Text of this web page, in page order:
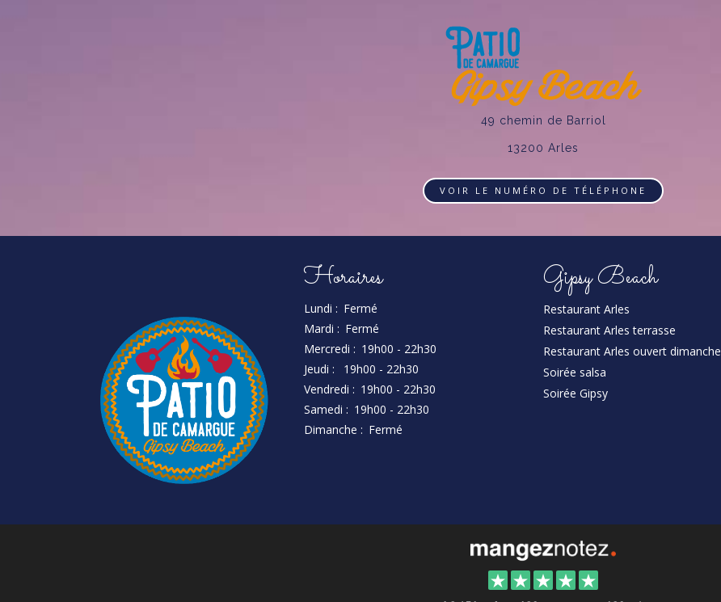
49 chemin de Barriol
13200 Arles
VOIR LE NUMÉRO DE TÉLÉPHONE
Horaires
Lundi : Fermé
Mardi : Fermé
Mercredi : 19h00 - 22h30
Jeudi :
19h00 - 22h30
Vendredi : 19h00 - 22h30
Samedi : 19h00 - 22h30
Dimanche : Fermé
Gipsy Beach
Restaurant Arles
Restaurant Arles terrasse
Restaurant Arles ouvert dimanche
Soirée salsa
Soirée Gipsy